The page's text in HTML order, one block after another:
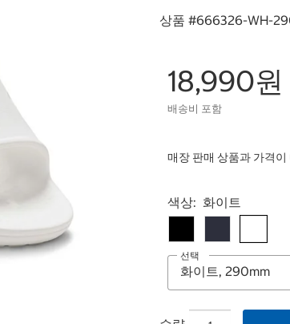
상품 #666326-WH-
18,990원
배송비 포함
매장 판매 상품과 가격
Select product
색상: 화이트
선택